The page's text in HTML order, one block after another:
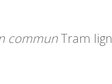
communTram